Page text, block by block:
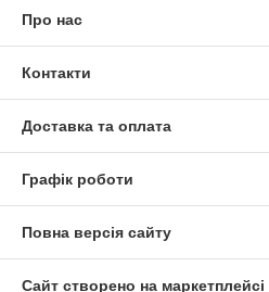
Про нас
Контакти
Доставка та оплата
Графік роботи
Повна версія сайту
Сайт створено на маркетплейсі